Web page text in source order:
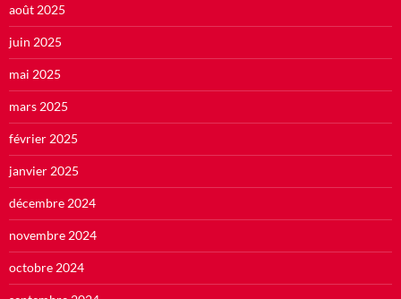
août 2025
juin 2025
mai 2025
mars 2025
février 2025
janvier 2025
décembre 2024
novembre 2024
octobre 2024